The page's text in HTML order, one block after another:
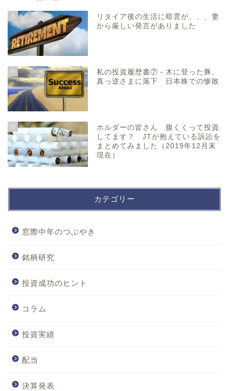
8
リタイア後の生活に暗雲が、、、妻
から厳しい発言がありました
9
私の投資履歴書⑦－木に登った豚、
真っ逆さまに落下 日本株での惨敗
10
ホルダーの皆さん 腹くくって投資
してます？ JTが抱えている訴訟を
まとめてみました（2019年12月末
現在）
カテゴリー
窓際中年のつぶやき
銘柄研究
投資成功のヒント
コラム
投資実績
配当
決算発表